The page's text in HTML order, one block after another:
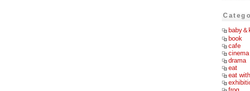
baby
book
cafe
cinema
drama
eat
eat